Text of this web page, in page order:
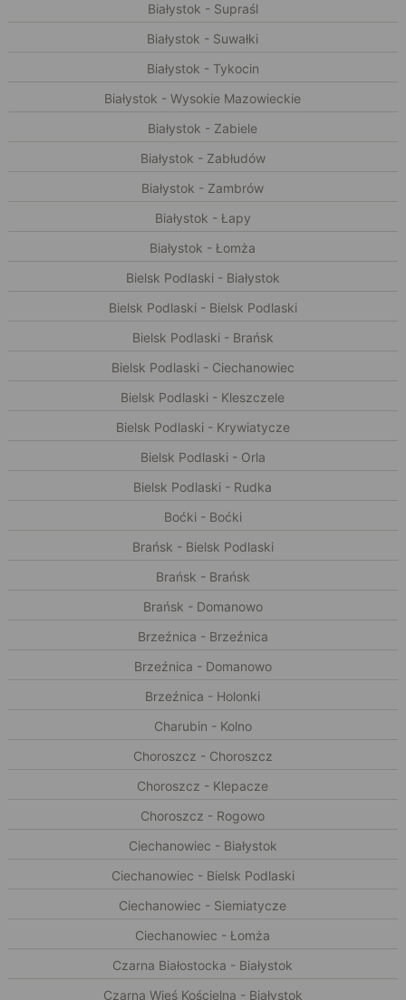
Białystok - Supraśl
Białystok - Suwałki
Białystok - Tykocin
Białystok - Wysokie Mazowieckie
Białystok - Zabiele
Białystok - Zabłudów
Białystok - Zambrów
Białystok - Łapy
Białystok - Łomża
Bielsk Podlaski - Białystok
Bielsk Podlaski - Bielsk Podlaski
Bielsk Podlaski - Brańsk
Bielsk Podlaski - Ciechanowiec
Bielsk Podlaski - Kleszczele
Bielsk Podlaski - Krywiatycze
Bielsk Podlaski - Orla
Bielsk Podlaski - Rudka
Boćki - Boćki
Brańsk - Bielsk Podlaski
Brańsk - Brańsk
Brańsk - Domanowo
Brzeźnica - Brzeźnica
Brzeźnica - Domanowo
Brzeźnica - Holonki
Charubin - Kolno
Choroszcz - Choroszcz
Choroszcz - Klepacze
Choroszcz - Rogowo
Ciechanowiec - Białystok
Ciechanowiec - Bielsk Podlaski
Ciechanowiec - Siemiatycze
Ciechanowiec - Łomża
Czarna Białostocka - Białystok
Czarna Wieś Kościelna - Białystok